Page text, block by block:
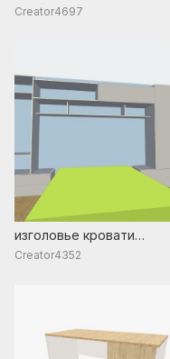
Creator4697
изголовье кровати
раскрытый
Creator4352